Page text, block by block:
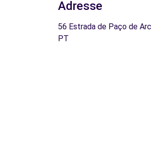
Adresse
56 Estrada de Paço de
PT